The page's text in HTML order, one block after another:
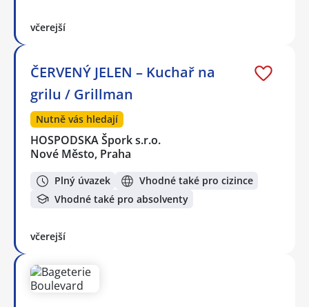
včerejší
ČERVENÝ JELEN – Kuchař na
grilu / Grillman
Nutně vás hledají
HOSPODSKA Špork s.r.o.
Nové Město, Praha
Plný úvazek
Vhodné také pro cizince
Vhodné také pro absolventy
včerejší